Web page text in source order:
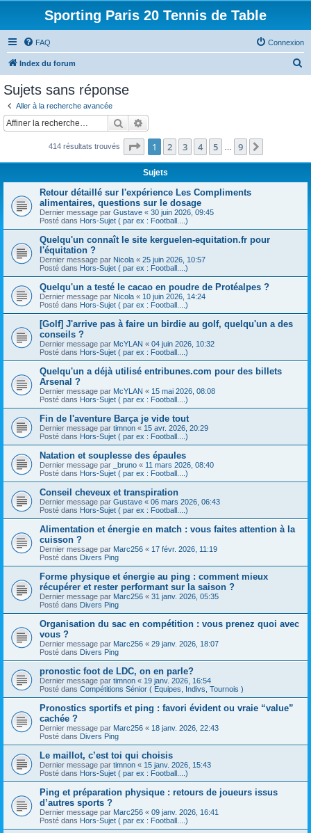
Sporting Paris 20 Tennis de Table
FAQ Connexion
Index du forum
c
Sujets sans réponse
Aller à la recherche avancée
Rechercher
414 résultats trouvés Page 1sur9
1 2 3 4 5 9
Sujets
Retour détaillé sur l'expérience Les Compliments
alimentaires, questions sur le dosage
Dernier message par Gustave « 30 juin 2026, 09:45
Posté dans Hors-Sujet ( par ex : Football....)
Quelqu'un connaît le site kerguelen-equitation.fr pour
l'équitation ?
Dernier message par Nicola « 25 juin 2026, 10:57
Posté dans Hors-Sujet ( par ex : Football....)
Quelqu'un a testé le cacao en poudre de Protéalpes ?
Dernier message par Nicola « 10 juin 2026, 14:24
Posté dans Hors-Sujet ( par ex : Football....)
[Golf] J'arrive pas à faire un birdie au golf, quelqu'un a des
conseils ?
Dernier message par McYLAN « 04 juin 2026, 10:32
Posté dans Hors-Sujet ( par ex : Football....)
Quelqu'un a déjà utilisé entribunes.com pour des billets
Arsenal ?
Dernier message par McYLAN « 15 mai 2026, 08:08
Posté dans Hors-Sujet ( par ex : Football....)
Fin de l'aventure Barça je vide tout
Dernier message par timnon « 15 avr. 2026, 20:29
Posté dans Hors-Sujet ( par ex : Football....)
Natation et souplesse des épaules
Dernier message par _bruno « 11 mars 2026, 08:40
Posté dans Hors-Sujet ( par ex : Football....)
Conseil cheveux et transpiration
Dernier message par Gustave « 06 mars 2026, 06:43
Posté dans Hors-Sujet ( par ex : Football....)
Alimentation et énergie en match : vous faites attention à la
cuisson ?
Dernier message par Marc256 « 17 févr. 2026, 11:19
Posté dans Divers Ping
Forme physique et énergie au ping : comment mieux
récupérer et rester performant sur la saison ?
Dernier message par Marc256 « 31 janv. 2026, 05:35
Posté dans Divers Ping
Organisation du sac en compétition : vous prenez quoi avec
vous ?
Dernier message par Marc256 « 29 janv. 2026, 18:07
Posté dans Divers Ping
pronostic foot de LDC, on en parle?
Dernier message par timnon « 19 janv. 2026, 16:54
Posté dans Compétitions Sénior ( Equipes, Indivs, Tournois )
Pronostics sportifs et ping : favori évident ou vraie “value”
cachée ?
Dernier message par Marc256 « 18 janv. 2026, 22:43
Posté dans Divers Ping
Le maillot, c’est toi qui choisis
Dernier message par timnon « 15 janv. 2026, 15:43
Posté dans Hors-Sujet ( par ex : Football....)
Ping et préparation physique : retours de joueurs issus
d’autres sports ?
Dernier message par Marc256 « 09 janv. 2026, 16:41
Posté dans Hors-Sujet ( par ex : Football....)